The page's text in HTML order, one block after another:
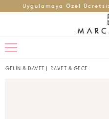
Uygulamaya Özel
GELİN & DAVET | DAVET & GECE